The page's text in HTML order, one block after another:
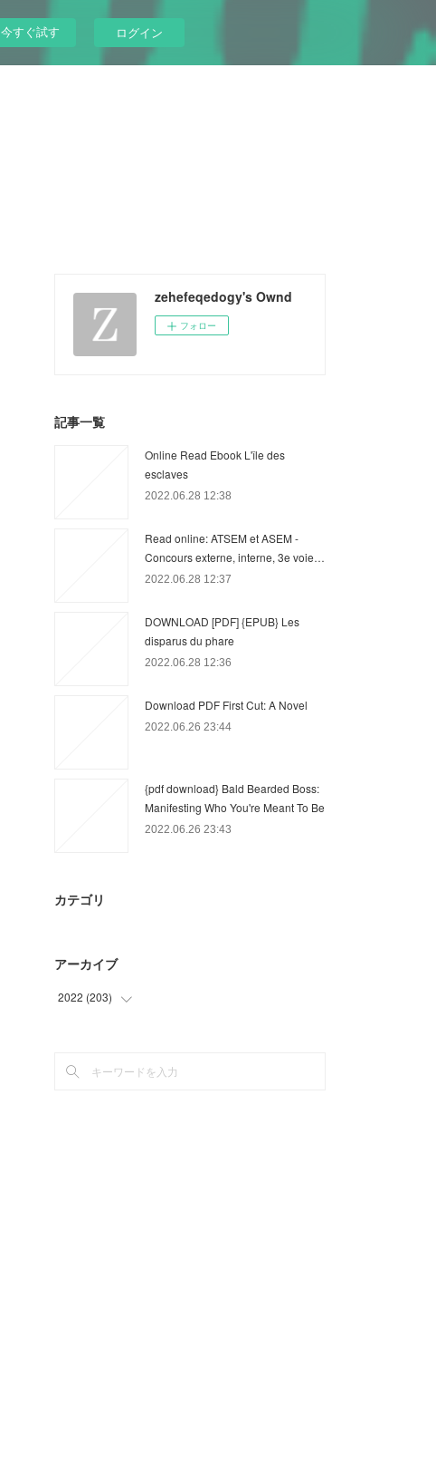
今すぐ試す ログイン
zehefeqedogy's Ownd
フォロー
記事一覧
Online Read Ebook L'île des
esclaves
2022.06.28 12:38
Read online: ATSEM et ASEM -
Concours externe, interne, 3e voie…
2022.06.28 12:37
DOWNLOAD [PDF] {EPUB} Les
disparus du phare
2022.06.28 12:36
Download PDF First Cut: A Novel
2022.06.26 23:44
{pdf download} Bald Bearded Boss:
Manifesting Who You're Meant To Be
2022.06.26 23:43
カテゴリ
アーカイブ
2022 (203)
(